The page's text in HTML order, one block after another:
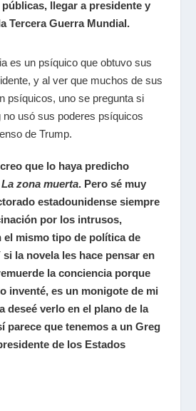
llegar a presidente y
Tercera Guerra Mundial.
es un psíquico que obtuvo sus
y al ver que muchos de sus
psíquicos, uno se pregunta si
no usó sus poderes psíquicos
de Trump.
que lo haya predicho
La zona muerta. Pero sé muy
estadounidense siempre
por los intrusos,
el mismo tipo de política de
la novela les hace pensar en
la conciencia porque
inventé, es un monigote de mi
deseé verlo en el plano de la
parece que tenemos a un Greg
de los Estados